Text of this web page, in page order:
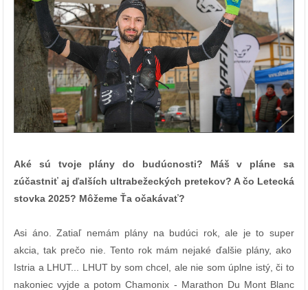
Aké sú tvoje plány do budúcnosti? Máš v pláne sa
zúčastniť aj ďalších ultrabežeckých pretekov? A čo Letecká
stovka 2025? Môžeme Ťa očakávať?
Asi áno. Zatiaľ nemám plány na budúci rok, ale je to super
akcia, tak prečo nie. Tento rok mám nejaké ďalšie plány, ako
Istria a LHUT... LHUT by som chcel, ale nie som úplne istý, či to
nakoniec vyjde a potom Chamonix - Marathon Du Mont Blanc